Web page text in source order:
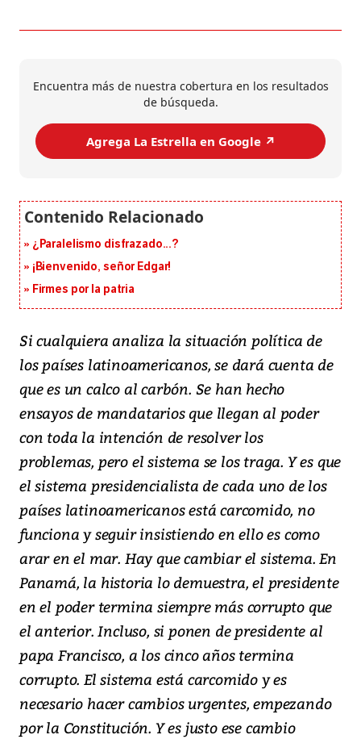
Encuentra más de nuestra cobertura en los resultados
de búsqueda.
Agrega La Estrella en Google ↗️
¿Paralelismo disfrazado...?
¡Bienvenido, señor Edgar!
Firmes por la patria
Si cualquiera analiza la situación política de
los países latinoamericanos, se dará cuenta de
que es un calco al carbón. Se han hecho
ensayos de mandatarios que llegan al poder
con toda la intención de resolver los
problemas, pero el sistema se los traga. Y es que
el sistema presidencialista de cada uno de los
países latinoamericanos está carcomido, no
funciona y seguir insistiendo en ello es como
arar en el mar. Hay que cambiar el sistema. En
Panamá, la historia lo demuestra, el presidente
en el poder termina siempre más corrupto que
el anterior. Incluso, si ponen de presidente al
papa Francisco, a los cinco años termina
corrupto. El sistema está carcomido y es
necesario hacer cambios urgentes, empezando
por la Constitución. Y es justo ese cambio